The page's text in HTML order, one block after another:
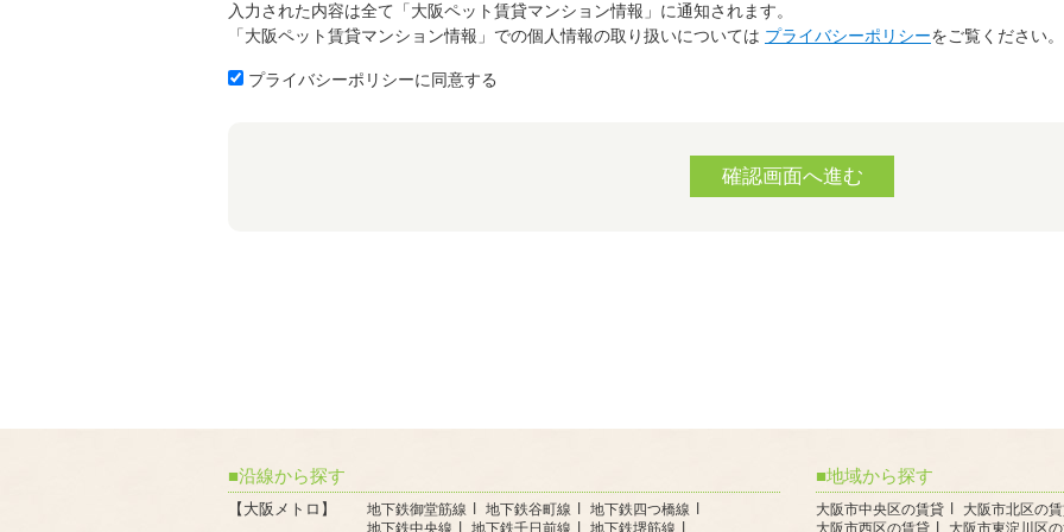
入力された内容は全て「大阪ペット賃貸マンション情報」に通知されます。
「大阪ペット賃貸マンション情報」での個人情報の取り扱いについては プライバシーポリシーをご覧ください。
プライバシーポリシーに同意する
沿線から探す
【大阪メトロ】 地下鉄御堂筋線 地下鉄谷町線
地下鉄四つ橋線
地下鉄中央線
地下鉄千日前線 地下鉄堺筋線
地域から探す
大阪市中央区の賃貸
大阪市北区の
大阪市西区の賃貸
大阪市東淀川区